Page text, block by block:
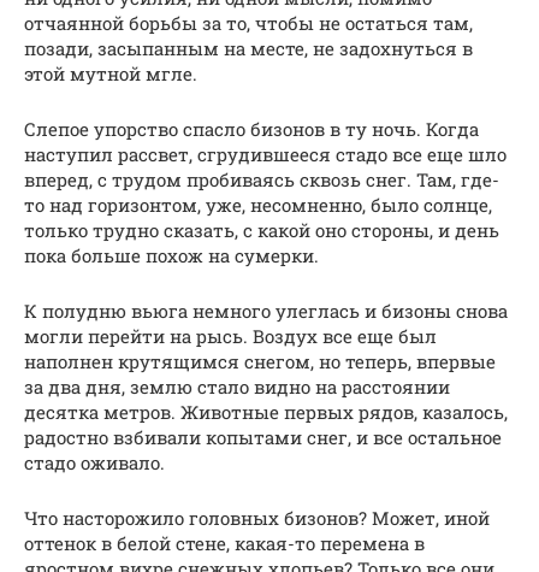
отчаянной борьбы за то, чтобы не остаться там,
позади, засыпанным на месте, не задохнуться в
этой мутной мгле.
Слепое упорство спасло бизонов в ту ночь. Когда
наступил рассвет, сгрудившееся стадо все еще шло
вперед, с трудом пробиваясь сквозь снег. Там, где-
то над горизонтом, уже, несомненно, было солнце,
только трудно сказать, с какой оно стороны, и день
пока больше похож на сумерки.
К полудню вьюга немного улеглась и бизоны снова
могли перейти на рысь. Воздух все еще был
наполнен крутящимся снегом, но теперь, впервые
за два дня, землю стало видно на расстоянии
десятка метров. Животные первых рядов, казалось,
радостно взбивали копытами снег, и все остальное
стадо оживало.
Что насторожило головных бизонов? Может, иной
оттенок в белой стене, какая-то перемена в